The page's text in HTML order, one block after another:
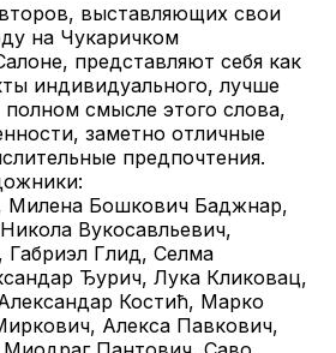
выставляющих свои
на Чукаричком
представляют себя как
индивидуального, лучше
полном смысле этого слова,
заметно отличные
предпочтения.
Милена Бошкович Баджнар,
Вукосавльевич,
Глид, Селма
Ђурич, Лука Кликовац,
Костић, Марко
Алекса Павкович,